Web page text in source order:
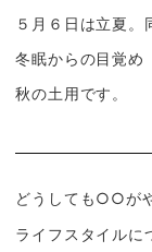
５月６日は立夏。
冬眠からの目覚め
秋の土用です。
どうしても○○が
ライフスタイルに